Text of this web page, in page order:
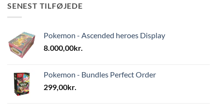
SENEST TILFØJEDE
Pokemon - Ascended heroes Display
8.000,00kr.
Pokemon - Bundles Perfect Order
299,00kr.